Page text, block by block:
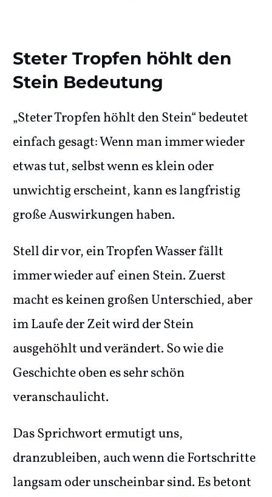
Steter Tropfen höhlt den
Stein Bedeutung
„Steter Tropfen höhlt den Stein“ bedeutet
einfach gesagt: Wenn man immer wieder
etwas tut, selbst wenn es klein oder
unwichtig erscheint, kann es langfristig
große Auswirkungen haben.
Stell dir vor, ein Tropfen Wasser fällt
immer wieder auf einen Stein. Zuerst
macht es keinen großen Unterschied, aber
im Laufe der Zeit wird der Stein
ausgehöhlt und verändert. So wie die
Geschichte oben es sehr schön
veranschaulicht.
Das Sprichwort ermutigt uns,
dranzubleiben, auch wenn die Fortschritte
langsam oder unscheinbar sind. Es betont